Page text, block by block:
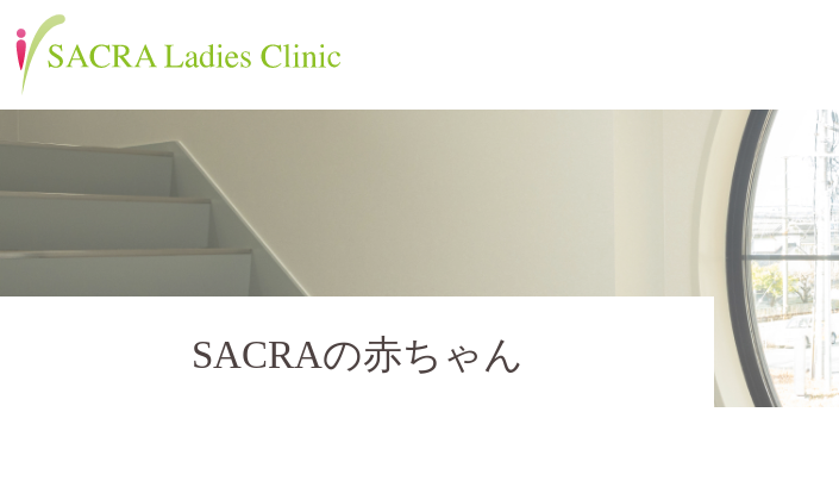
SACRAの赤ちゃん